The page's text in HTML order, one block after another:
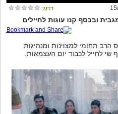
דרוג:
ובכסף קנו עוגות לחיילים
הרב תחומי למצוינות ומנהיגות
לחייל לכבוד יום העצמאות.